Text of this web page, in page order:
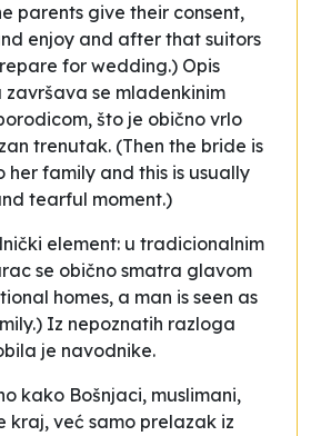
parents give their consent,
enjoy and after that suitors
for wedding.) Opis
se mladenkinim
što je obično vrlo
trenutak. (Then the bride is
family and this is usually
tearful moment.)
element: u tradicionalnim
se obično smatra glavom
homes, a man is seen as
Iz nepoznatih razloga
je navodnike.
kako Bošnjaci, muslimani,
kraj, već samo prelazak iz